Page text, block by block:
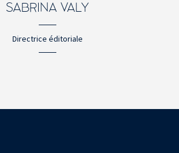
SABRINA VALY
Directrice éditoriale